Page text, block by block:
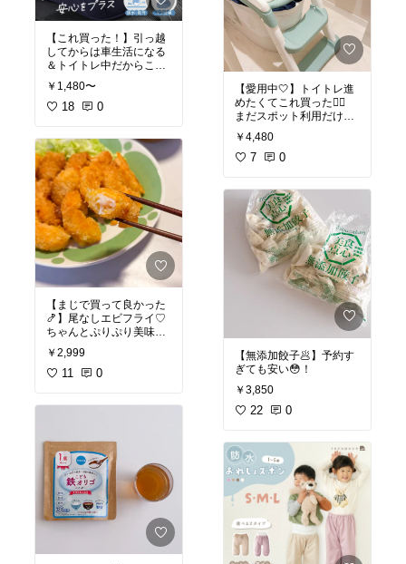
【これ買った！】引っ越
してからは車生活になる
＆トイトレ中だからこれ
買った！
￥1,480〜
18 0
【まじで買って良かった
🍤】尾なしエビフライ♡
ちゃんとぷりぷり美味し
い！衣もあつすぎなくて
🙆🏻‍♀️尾なしだから、油は
￥2,999
11 0
【愛用中🤍】トイトレ進
めたくてこれ買った❤️‍🔥
まだスポット利用だけ
ど、進んで座ってくれる
#オリジナル写真
￥4,480
7 0
【無添加餃子🥟】予約す
ぎても安い😳！
￥3,850
22 0